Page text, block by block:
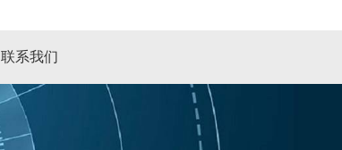
联系我们